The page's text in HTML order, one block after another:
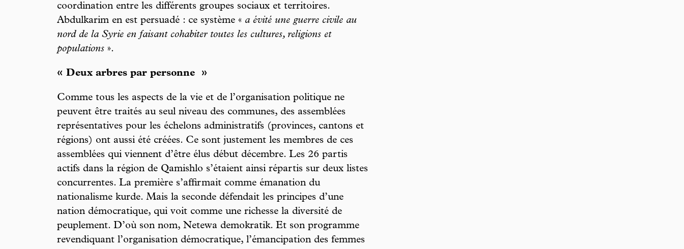
coordination entre les différents groupes sociaux et territoires.
Abdulkarim en est persuadé : ce système « a évité une guerre civile au
nord de la Syrie en faisant cohabiter toutes les cultures, religions et
populations ».
« Deux arbres par personne »
Comme tous les aspects de la vie et de l’organisation politique ne
peuvent être traités au seul niveau des communes, des assemblées
représentatives pour les échelons administratifs (provinces, cantons et
régions) ont aussi été créées. Ce sont justement les membres de ces
assemblées qui viennent d’être élus début décembre. Les 26 partis
actifs dans la région de Qamishlo s’étaient ainsi répartis sur deux listes
concurrentes. La première s’affirmait comme émanation du
nationalisme kurde. Mais la seconde défendait les principes d’une
nation démocratique, qui voit comme une richesse la diversité de
peuplement. D’où son nom, Netewa demokratik. Et son programme
revendiquant l’organisation démocratique, l’émancipation des femmes